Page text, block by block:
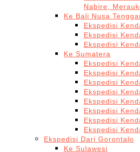
Nabire,
Ke Bali Nusa
Ekspedisi
Ekspedisi
Ekspedisi
Ke Sumatera
Ekspedisi
Ekspedisi
Ekspedisi
Ekspedisi
Ekspedisi
Ekspedisi
Ekspedisi
Ekspedisi
Ekspedisi Dari Gorontalo
Ke Sulawesi